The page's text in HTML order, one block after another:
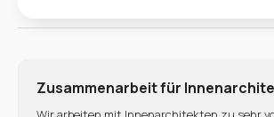
Zusammenarbeit für